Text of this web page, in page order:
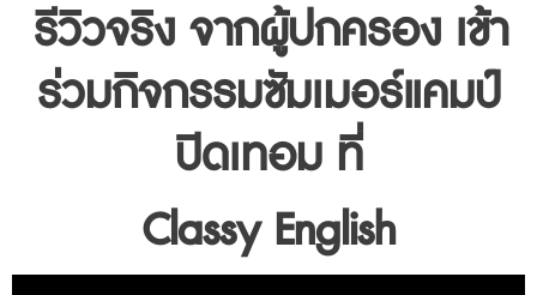
รีวิวจริง จากผู้ปกครอง เข้า
ร่วมกิจกรรมซัมเมอร์แคมป์
ปิดเทอม ที่
Classy English